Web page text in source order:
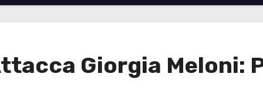
Giorgia Meloni: